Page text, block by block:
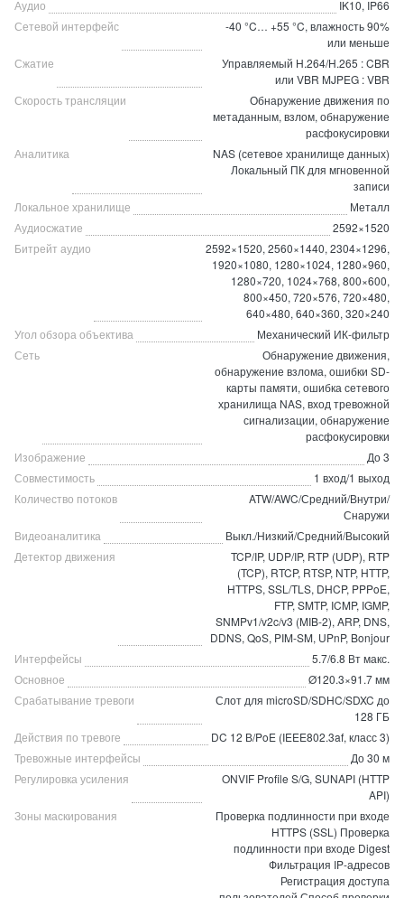
Аудио
IK10, IP66
Сетевой интерфейс
-40 °C… +55 °C, влажность 90%
или меньше
Сжатие
Управляемый H.264/H.265 : CBR
или VBR MJPEG : VBR
Скорость трансляции
Обнаружение движения по
метаданным, взлом, обнаружение
расфокусировки
Аналитика
NAS (сетевое хранилище данных)
Локальный ПК для мгновенной
записи
Локальное хранилище
Металл
Аудиосжатие
2592×1520
Битрейт аудио
2592×1520, 2560×1440, 2304×1296,
1920×1080, 1280×1024, 1280×960,
1280×720, 1024×768, 800×600,
800×450, 720×576, 720×480,
640×480, 640×360, 320×240
Угол обзора объектива
Механический ИК-фильтр
Сеть
Обнаружение движения,
обнаружение взлома, ошибки SD-
карты памяти, ошибка сетевого
хранилища NAS, вход тревожной
сигнализации, обнаружение
расфокусировки
Изображение
До 3
Совместимость
1 вход/1 выход
Количество потоков
ATW/AWC/Средний/Внутри/
Снаружи
Видеоаналитика
Выкл./Низкий/Средний/Высокий
Детектор движения
TCP/IP, UDP/IP, RTP (UDP), RTP
(TCP), RTCP, RTSP, NTP, HTTP,
HTTPS, SSL/TLS, DHCP, PPPoE,
FTP, SMTP, ICMP, IGMP,
SNMPv1/v2c/v3 (MIB-2), ARP, DNS,
DDNS, QoS, PIM-SM, UPnP, Bonjour
Интерфейсы
5.7/6.8 Вт макс.
Основное
Ø120.3×91.7 мм
Срабатывание тревоги
Слот для microSD/SDHC/SDXC до
128 ГБ
Действия по тревоге
DC 12 В/PoE (IEEE802.3af, класс 3)
Тревожные интерфейсы
До 30 м
Регулировка усиления
ONVIF Profile S/G, SUNAPI (HTTP
API)
Зоны маскирования
Проверка подлинности при входе
HTTPS (SSL) Проверка
подлинности при входе Digest
Фильтрация IP-адресов
Регистрация доступа